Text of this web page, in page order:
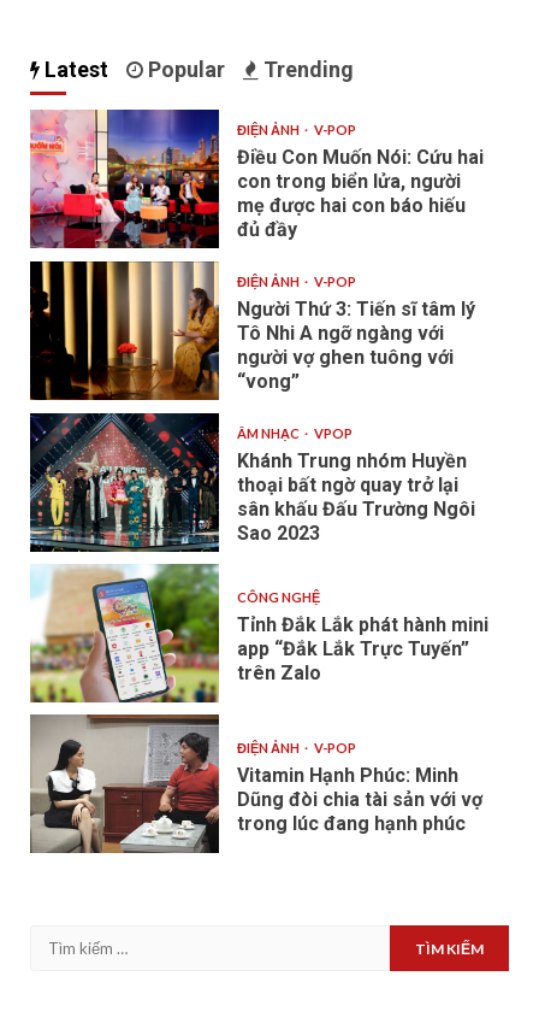
Latest Popular Trending
ĐIỆN ẢNH V-POP
Điều Con Muốn Nói: Cứu hai
con trong biển lửa, người
mẹ được hai con báo hiếu
đủ đầy
ĐIỆN ẢNH V-POP
Người Thứ 3: Tiến sĩ tâm lý
Tô Nhi A ngỡ ngàng với
người vợ ghen tuông với
“vong”
ÂM NHẠC VPOP
Khánh Trung nhóm Huyền
thoại bất ngờ quay trở lại
sân khấu Đấu Trường Ngôi
Sao 2023
CÔNG NGHỆ
Tỉnh Đắk Lắk phát hành mini
app “Đắk Lắk Trực Tuyến”
trên Zalo
ĐIỆN ẢNH V-POP
Vitamin Hạnh Phúc: Minh
Dũng đòi chia tài sản với vợ
trong lúc đang hạnh phúc
Tìm